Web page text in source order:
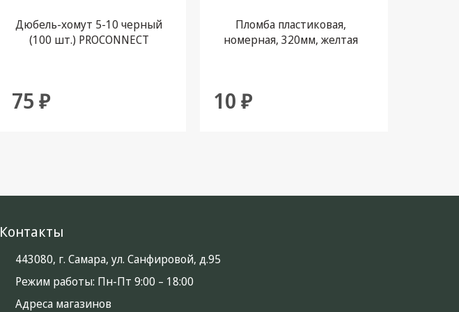
Дюбель-хомут 5-10 черный
(100 шт.) PROCONNECT
75 ₽
Пломба пластиковая,
номерная, 320мм, желтая
10 ₽
Контакты
443080, г. Самара, ул. Санфировой, д.95
Режим работы: Пн-Пт 9:00 – 18:00
Адреса магазинов